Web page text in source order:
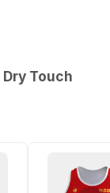
Dry Touch